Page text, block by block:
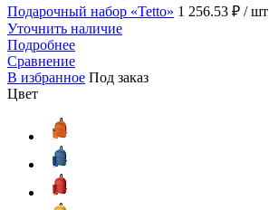
Подарочный набор «Tetto» 1 256.53 ₽ / шт
Уточнить наличие
Подробнее
Сравнение
В избранное Под заказ
Цвет